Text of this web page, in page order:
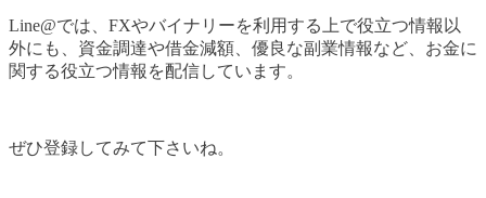
Line@では、FXやバイナリーを利用する上で役立つ情報以
外にも、資金調達や借金減額、優良な副業情報など、お金に
関する役立つ情報を配信しています。
ぜひ登録してみて下さいね。